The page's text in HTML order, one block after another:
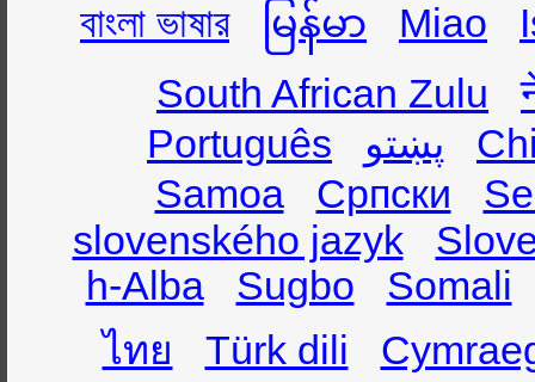
বাংলা ভাষার
မြန်မာ Miao
South African Zulu
Português
پښتو
Samoa
Српски
slovenského jazyk
h-Alba
Sugbo
Somali
ไทย
Türk dili